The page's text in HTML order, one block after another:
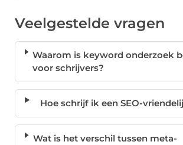
Veelgestelde vragen
Waarom is keyword onderzoek
voor schrijvers?
Hoe schrijf ik een SEO-
Wat is het verschil tussen meta-